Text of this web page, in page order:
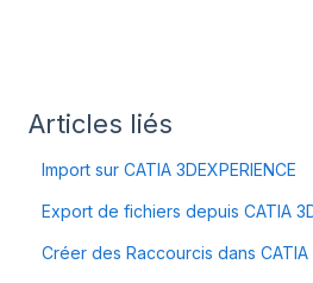
Articles liés
Import sur CATIA 3DEXPERIENCE
Export de fichiers depuis CATIA
Créer des Raccourcis dans CATIA